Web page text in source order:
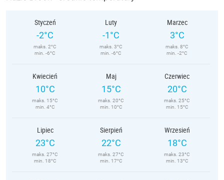
Styczeń
-2°C
maks. 2°C
min. -6°C
Luty
-1°C
maks. 3°C
min. -6°C
Marzec
3°C
maks. 8°C
min. -2°C
Kwiecień
10°C
maks. 15°C
min. 4°C
Maj
15°C
maks. 20°C
min. 10°C
Czerwiec
20°C
maks. 25°C
min. 15°C
Lipiec
23°C
maks. 27°C
min. 18°C
Sierpień
22°C
maks. 27°C
min. 17°C
Wrzesień
18°C
maks. 23°C
min. 13°C